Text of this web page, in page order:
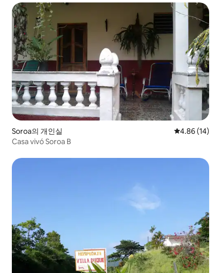
Soroa의 개인실 평점 4.86점(5
4.86 (14)
Casa vivó Soroa B